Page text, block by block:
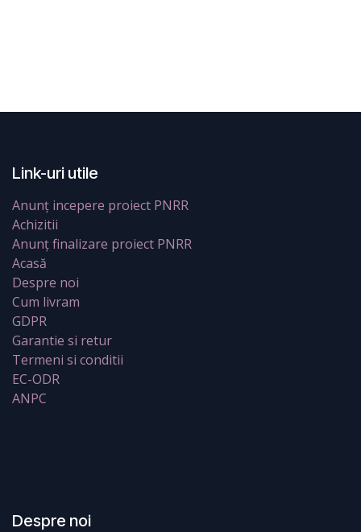
Link-uri utile
Anunț incepere proiect PNRR
Achizitii
Anunț finalizare proiect PNRR
Acasă
Despre noi
Cum livram
GDPR
Garantie si retur
Termeni si conditii
EC-ODR
ANPC
Despre noi